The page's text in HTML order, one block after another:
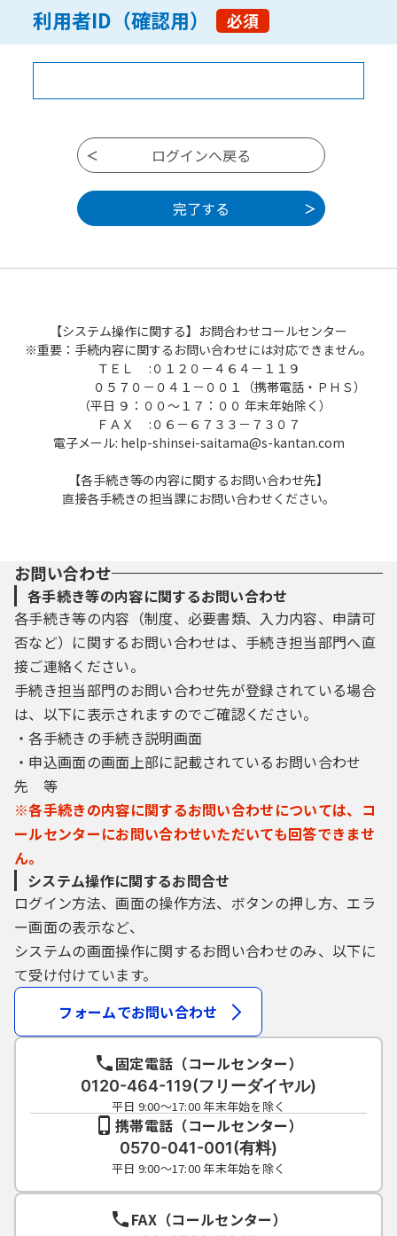
利用者ID（確認用） 必須
【システム操作に関する】お問合わせコールセンター
※重要：手続内容に関するお問い合わせには対応できません。
ＴＥＬ :０１２０－４６４－１１９
０５７０－０４１－００１（携帯電話・ＰＨＳ）
（平日 ９：００～１７：００ 年末年始除く）
ＦＡＸ :０６－６７３３－７３０７
電子メール: help-shinsei-saitama@s-kantan.com
【各手続き等の内容に関するお問い合わせ先】
直接各手続きの担当課にお問い合わせください。
お問い合わせ
各手続き等の内容に関するお問い合わせ
各手続き等の内容（制度、必要書類、入力内容、申請可
否など）に関するお問い合わせは、手続き担当部門へ直
接ご連絡ください。
手続き担当部門のお問い合わせ先が登録されている場合
は、以下に表示されますのでご確認ください。
・各手続きの手続き説明画面
・申込画面の画面上部に記載されているお問い合わせ
先 等
※各手続きの内容に関するお問い合わせについては、コ
ールセンターにお問い合わせいただいても回答できませ
ん。
システム操作に関するお問合せ
ログイン方法、画面の操作方法、ボタンの押し方、エラ
ー画面の表示など、
システムの画面操作に関するお問い合わせのみ、以下に
て受け付けています。
フォームでお問い合わせ
固定電話（コールセンター）
0120-464-119(フリーダイヤル)
平日 9:00～17:00 年末年始を除く
携帯電話（コールセンター）
0570-041-001(有料)
平日 9:00～17:00 年末年始を除く
FAX（コールセンター）